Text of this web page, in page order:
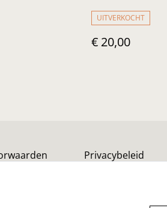
UITVERKOCHT
€ 20,00
Privacybeleid